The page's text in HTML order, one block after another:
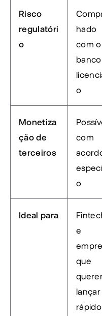
Risco
regulatóri
o
hado
com o
banco
o
Monetiza
ção de
terceiros
com
o
Ideal para
e
que
lançar
rápido